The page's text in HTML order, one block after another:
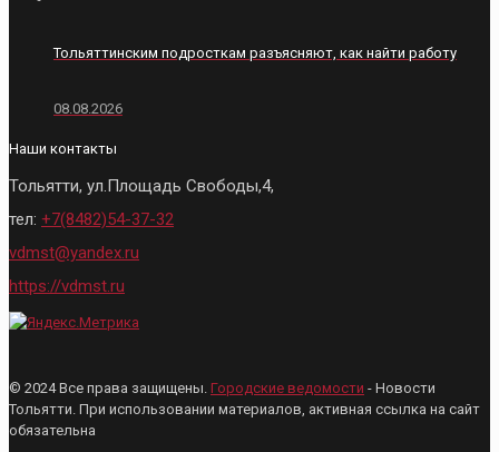
Тольяттинским подросткам разъясняют, как найти работу
08.08.2026
Наши контакты
Тольятти, ул.Площадь Свободы,4,
тел: +7(8482)54-37-32
vdmst@yandex.ru
https://vdmst.ru
© 2024 Все права защищены. Городские ведомости - Новости
Тольятти. При использовании материалов, активная ссылка на сайт
обязательна